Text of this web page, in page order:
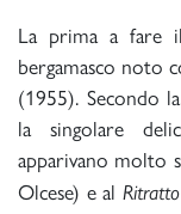
La prima a fare
bergamasco noto
(1955). Secondo
la singolare
apparivano molto
Olcese) e al